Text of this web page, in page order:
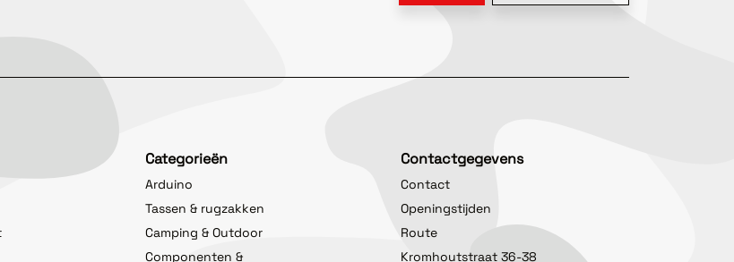
Categorieën
Arduino
Tassen & rugzakken
Camping & Outdoor
Componenten &
Contactgegevens
Contact
Openingstijden
Route
Kromhoutstraat 36-38